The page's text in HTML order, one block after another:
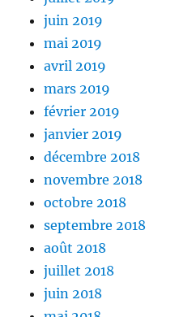
juin 2019
mai 2019
avril 2019
mars 2019
février 2019
janvier 2019
décembre 2018
novembre 2018
octobre 2018
septembre 2018
août 2018
juillet 2018
juin 2018